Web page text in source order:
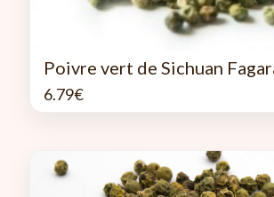
Poivre vert de Sichuan
6.79€